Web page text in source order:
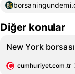
Diğer konular
New York
cumhuriyet.com.tr